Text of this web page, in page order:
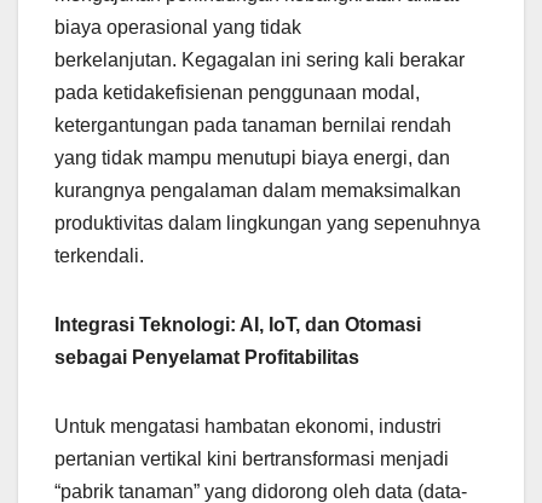
biaya operasional yang tidak
berkelanjutan. Kegagalan ini sering kali berakar
pada ketidakefisienan penggunaan modal,
ketergantungan pada tanaman bernilai rendah
yang tidak mampu menutupi biaya energi, dan
kurangnya pengalaman dalam memaksimalkan
produktivitas dalam lingkungan yang sepenuhnya
terkendali.
Integrasi Teknologi: AI, IoT, dan Otomasi
sebagai Penyelamat Profitabilitas
Untuk mengatasi hambatan ekonomi, industri
pertanian vertikal kini bertransformasi menjadi
“pabrik tanaman” yang didorong oleh data (data-